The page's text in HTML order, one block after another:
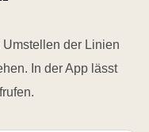
der Linien
In der App lässt